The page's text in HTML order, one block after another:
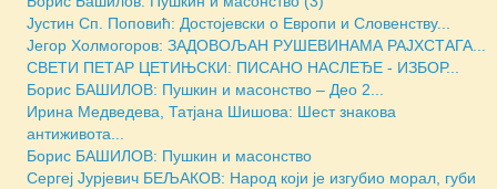
Јустин Сп. Поповић: Достојевски о Европи и Словенству...
Јегор Холмогоров: ЗАДОВОЉАН РУШЕВИНАМА РАЈХСТАГА...
СВЕТИ ПЕТАР ЦЕТИЊСКИ: ПИСАНО НАСЛЕЂЕ - ИЗБОР...
Борис БАШИЛОВ: Пушкин и масонство – Део 2...
Ирина Медведева, Татјана Шишова: Шест знакова
антиживота...
Борис БАШИЛОВ: Пушкин и масонство
Сергеј Јурјевич БЕЉАКОВ: Народ који је изгубио морал, губи